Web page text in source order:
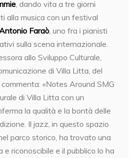
, dando vita a tre giorni
alla musica con un festival
Faraò , uno fra i pianisti
sulla scena internazionale.
allo Sviluppo Culturale,
di Villa Litta, del
«Notes Around SMG
di Villa Litta con un
la qualità e la bontà delle
Il jazz, in questo spazio
parco storico, ha trovato una
e riconoscibile e il pubblico lo ha